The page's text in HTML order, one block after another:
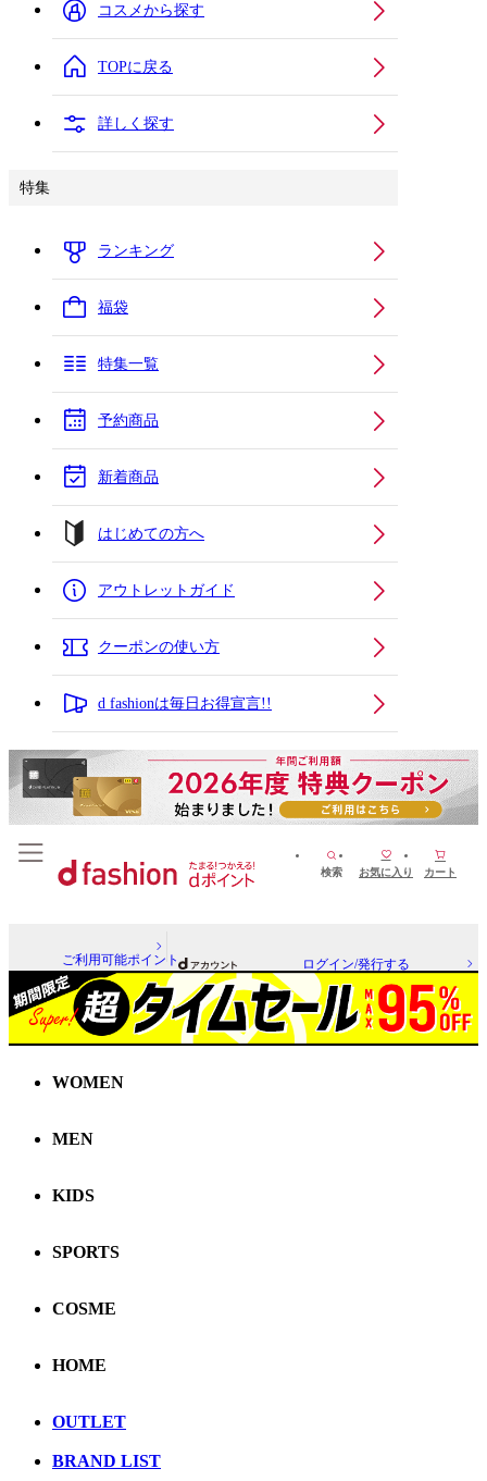
コスメから探す
TOPに戻る
詳しく探す
特集
ランキング
福袋
特集一覧
予約商品
新着商品
はじめての方へ
アウトレットガイド
クーポンの使い方
d fashionは毎日お得宣言!!
検索 お気に入り カート
ご利用可能ポイント ログイン/発行する
WOMEN
MEN
KIDS
SPORTS
COSME
HOME
OUTLET
BRAND LIST